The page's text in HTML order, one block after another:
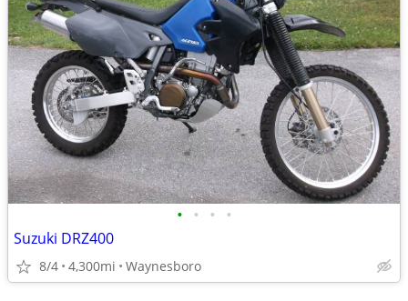
• • • •
Suzuki DRZ400
8/4 4,300mi Waynesboro